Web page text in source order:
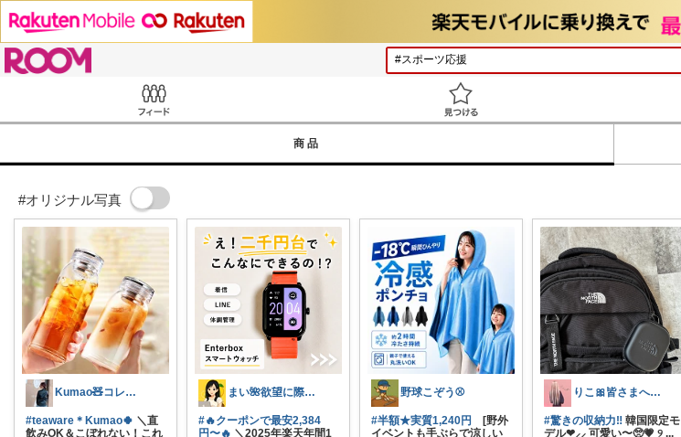
商品
#オリジナル写真
Kumao🧸コレクションみてね✨
#teaware＊Kumao🍀 ＼直
飲みOK＆こぼれない！これ
まい🌺欲望に際限なしフルタイムワーママ
#🔥クーポンで最安2,384
円〜🔥 ＼2025年楽天年間1
野球こぞう⚾️
#半額★実質1,240円 [野外
イベントも手ぶらで涼しい
りこ🎀皆さまへ心から感謝🩶
#驚きの収納力‼︎ 韓国限定モ
デル❤︎⸝⸝ 可愛い〜🥺💗 ୨ ...